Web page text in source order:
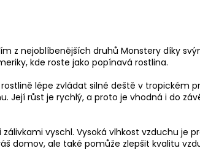
z nejoblíbenějších druhů Monstery díky
kde roste jako popínavá rostlina.
lépe zvládat silné deště v tropickém
Její růst je rychlý, a proto je vhodná i do
vyschl. Vysoká vlhkost vzduchu je
domov, ale také pomůže zlepšit kvalitu